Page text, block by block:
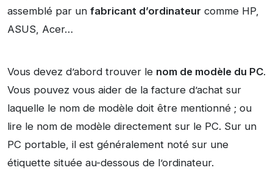
assemblé par un fabricant d’ordinateur comme HP,
ASUS, Acer…
Vous devez d’abord trouver le nom de modèle du PC.
Vous pouvez vous aider de la facture d’achat sur
laquelle le nom de modèle doit être mentionné ; ou
lire le nom de modèle directement sur le PC. Sur un
PC portable, il est généralement noté sur une
étiquette située au-dessous de l’ordinateur.